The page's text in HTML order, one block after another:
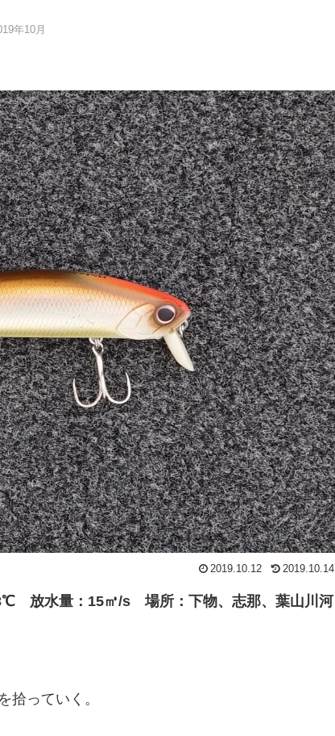
年10月
2019.10.12 2019.10.14
放水量：15㎥/s 場所：下物、志那、葉山川河
拾っていく。